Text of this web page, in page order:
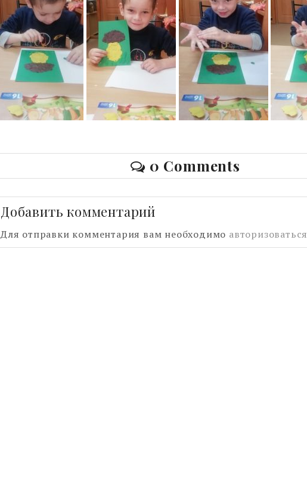
0 Comments
Добавить комментарий
Для отправки комментария вам необходимо авторизоваться